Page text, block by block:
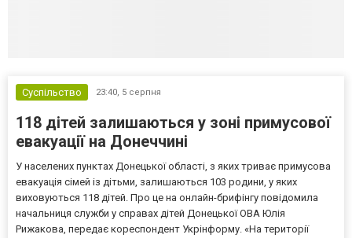
Суспільство 23:40, 5 серпня
118 дітей залишаються у зоні примусової
евакуації на Донеччині
У населених пунктах Донецької області, з яких триває примусова
евакуація сімей із дітьми, залишаються 103 родини, у яких
виховуються 118 дітей. Про це на онлайн-брифінгу повідомила
начальниця служби у справах дітей Донецької ОВА Юлія
Рижакова, передає кореспондент Укрінформу. «На території